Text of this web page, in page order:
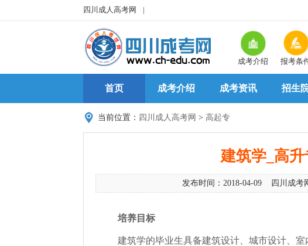
四川成人高考网 |
成考介绍 报考条
首页 成考介绍 成考资讯 招生
当前位置： 四川成人高考网 > 高起专
建筑学_高
发布时间：2018-04-09 四川成考
培养目标
建筑学的毕业生具备建筑设计、城市设计、